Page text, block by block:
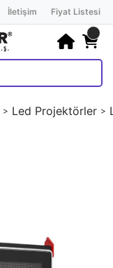
İletişim Fiyat Listesi
Led Projektörler